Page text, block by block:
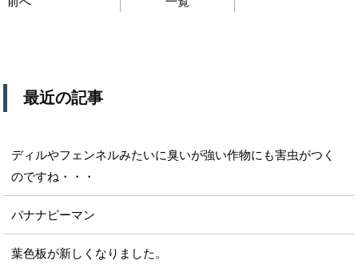
最近の記事
ディルやフェンネルみたいに臭いが強い作物にも害虫がつく
のですね・・・
バナナピーマン
葉色板が新しくなりました。